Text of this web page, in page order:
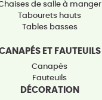
de salle à manger
Tabourets hauts
Tables basses
ET FAUTEUILS
Canapés
Fauteuils
DÉCORATION